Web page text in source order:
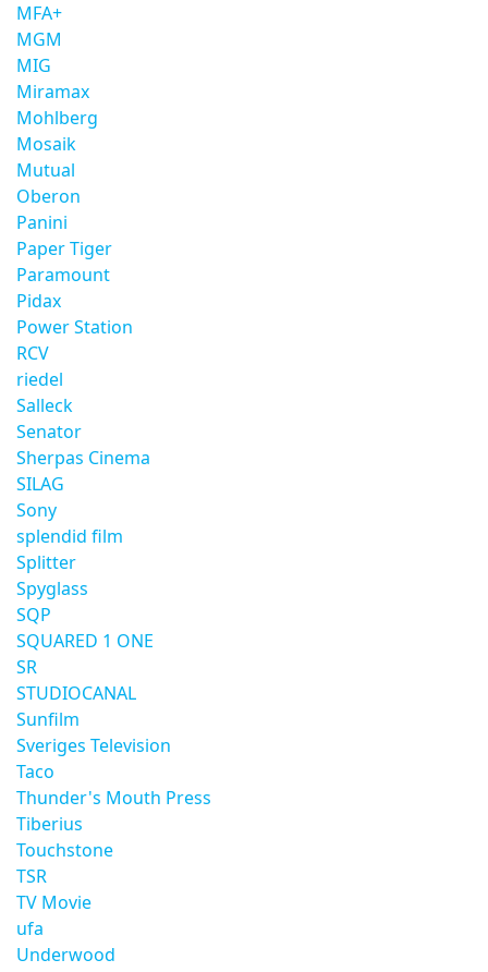
MFA+
MGM
MIG
Miramax
Mohlberg
Mosaik
Mutual
Oberon
Panini
Paper Tiger
Paramount
Pidax
Power Station
RCV
riedel
Salleck
Senator
Sherpas Cinema
SILAG
Sony
splendid film
Splitter
Spyglass
SQP
SQUARED 1 ONE
SR
STUDIOCANAL
Sunfilm
Sveriges Television
Taco
Thunder's Mouth Press
Tiberius
Touchstone
TSR
TV Movie
ufa
Underwood